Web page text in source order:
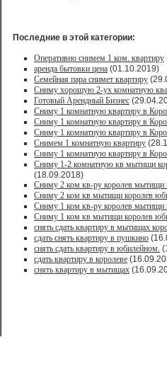
Последние в этой категории:
Оперативно снимем 1 ком. квартиру
аренда бытовки цена (01.10.2019)
Семейная пара снимет квартиру
Сниму хорошую 2-ух комнатную
Готовый Арендный Бизнес
Сниму 1 комнатную квартиру в
Сниму 1 комнатную квартиру в
Сниму 1 комнатную квартиру в
Снимем 1 комнатную квартиру
Сниму 1 комнатную квартиру в
Сниму 1-2 комнатную кв мытищи
(18.09.2018)
Сниму 2 ком кв-ру королев
Сниму 2 ком кв мытищи королев
Сниму 1 ком кв-ру королев
Сниму 1 ком кв мытищи королев
снять сдать квартиру в мытищах
сдать снять квартиру в пушкино
снять сдать квартиру в юбилейном.
сдать квартиру в королеве
снять квартиру в мытищах